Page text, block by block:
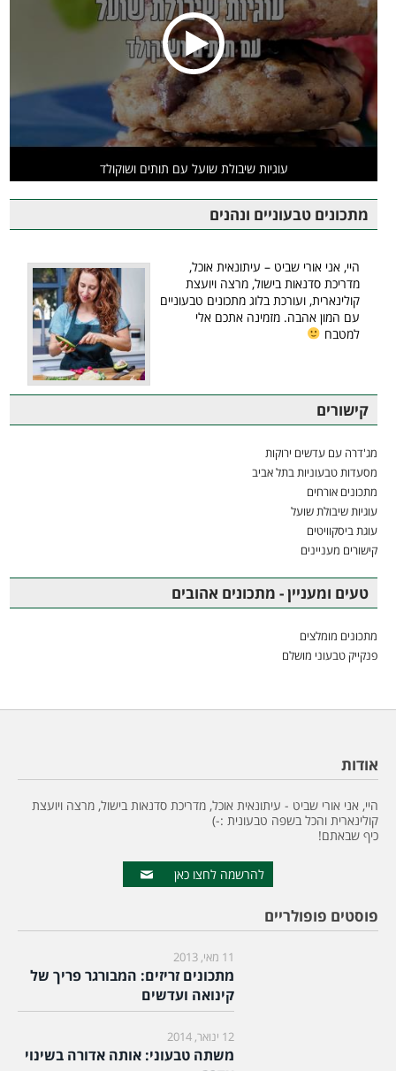
עוגיות שיבולת שועל עם תותים ושוקולד
מתכונים טבעוניים ונהנים
היי, אני אורי שביט – עיתונאית אוכל,
מדריכת סדנאות בישול, מרצה ויועצת
קולינארית, ועורכת בלוג מתכונים טבעוניים
עם המון אהבה. מזמינה אתכם אלי
למטבח
קישורים
מג'דרה עם עדשים ירוקות
מסעדות טבעוניות בתל אביב
מתכונים אורחים
עוגיות שיבולת שועל
עוגת ביסקוויטים
קישורים מעניינים
טעים ומעניין - מתכונים אהובים
מתכונים מומלצים
פנקייק טבעוני מושלם
אודות
היי, אני אורי שביט - עיתונאית אוכל, מדריכת סדנאות בישול, מרצה ויועצת
קולינארית והכל בשפה טבעונית :-)
כיף שבאתם!
להרשמה לחצו כאן
פוסטים פופולריים
11 מאי, 2013
מתכונים זריזים: המבורגר פריך של
קינואה ועדשים
12 ינואר, 2014
משתה טבעוני: אותה אדורה בשינוי